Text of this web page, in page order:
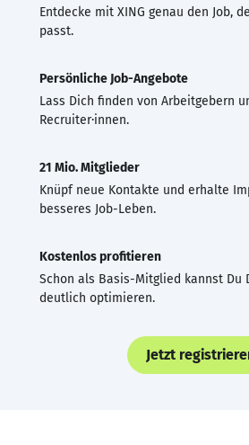
Entdecke mit XING genau den Job,
passt.
Persönliche Job-Angebote
Lass Dich finden von Arbeitgebern
Recruiter·innen.
21 Mio. Mitglieder
Knüpf neue Kontakte und erhalte
besseres Job-Leben.
Kostenlos profitieren
Schon als Basis-Mitglied kannst Du
deutlich optimieren.
Jetzt